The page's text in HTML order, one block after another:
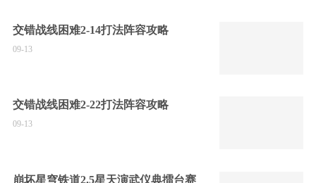
交错战线困难2-14打法阵容攻略
09-13
交错战线困难2-22打法阵容攻略
09-13
崩坏星穹铁道2.5星天演武仪典擂台赛